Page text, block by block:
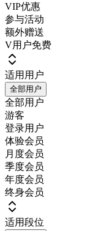
VIP优惠
参与活动
额外赠送
V用户免费
适用用户
全部用户
全部用户
游客
登录用户
体验会员
月度会员
季度会员
年度会员
终身会员
适用段位